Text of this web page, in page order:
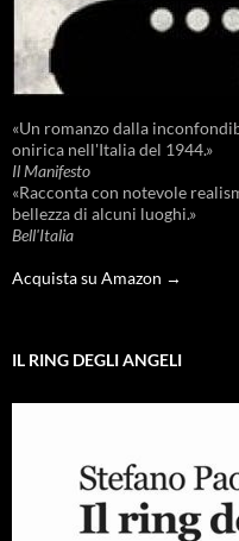
«Un romanzo dalla
onirica nell'Italia del 1944.»
Il Manifesto
«Racconta con notevole
bellezza di alcuni luoghi.»
Bell'Italia
Acquista su Amazon →
IL RING DEGLI ANGELI